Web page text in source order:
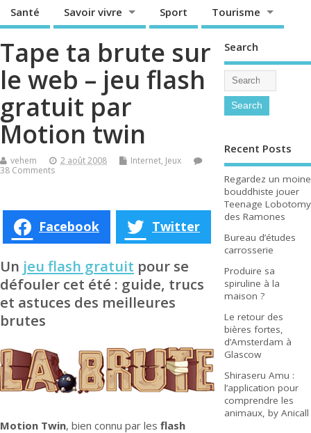
Santé Savoir vivre Sport Tourisme
Tape ta brute sur
le web – jeu flash
gratuit par
Motion twin
vehem 2 août 2008 Internet, Jeux
38 Comments
Facebook Twitter
Un jeu flash gratuit pour se
défouler cet été : guide, trucs
et astuces des meilleures
brutes
Motion Twin, bien connu par les flash
Search
Recent Posts
Regardez un moine
bouddhiste jouer
Teenage Lobotomy
des Ramones
Bureau d’études
carrosserie
Produire sa
spiruline à la
maison ?
Le retour des
bières fortes,
d’Amsterdam à
Glascow
Shiraseru Amu :
l’application pour
comprendre les
animaux, by Anicall